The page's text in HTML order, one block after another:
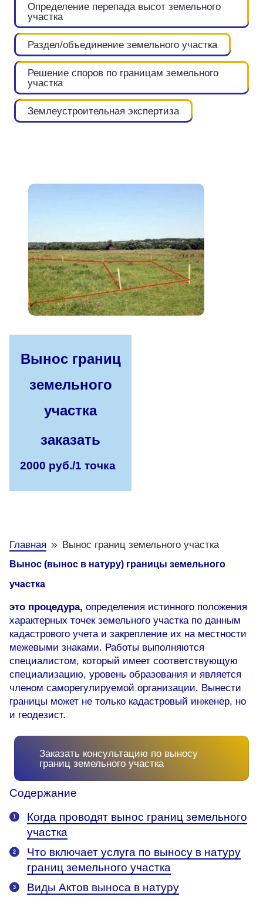
Определение перепада высот земельного
участка
Раздел/объединение земельного участка
Решение споров по границам земельного
участка
Землеустроительная экспертиза
Вынос границ
земельного
участка
заказать
2000 руб./1 точка
Главная Вынос границ земельного участка
Вынос (вынос в натуру) границы земельного
участка
это процедура, определения истинного положения
характерных точек земельного участка по данным
кадастрового учета и закрепление их на местности
межевыми знаками. Работы выполняются
специалистом, который имеет соответствующую
специализацию, уровень образования и является
членом саморегулируемой организации. Вынести
границы может не только кадастровый инженер, но
и геодезист.
Заказать консультацию по выносу
границ земельного участка
Содержание
Когда проводят вынос границ земельного
участка
Что включает услуга по выносу в натуру
границ земельного участка
Виды Актов выноса в натуру